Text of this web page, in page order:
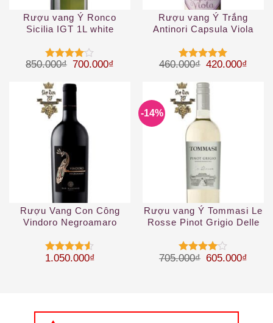
Rượu vang Ý Ronco
Sicilia IGT 1L white
Được
45 sao
850.000₫ Giá gốc là: 850.000₫.
700.000₫ Giá hiện tại là: 700.000₫.
Rượu vang Ý Trắng
Antinori Capsula Viola
Được xếp
sao
460.000₫ Giá gốc là:
420.000₫
Rượu Vang Con Công
Vindoro Negroamaro
Được xếp
1.050.000₫
-14%
Rượu vang Ý Tommasi Le
Rosse Pinot Grigio Delle
Được
705.000₫ Giá gốc là:
605.000₫